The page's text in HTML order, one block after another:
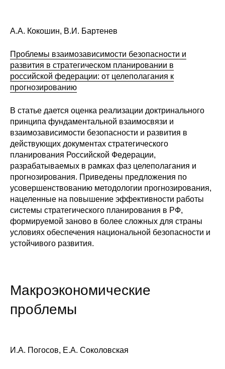
Публикации
Издания
Проблемы прогнозирования
О журнале
Номера журналов
Редакционная этика
Информация для авторов
Научные труды
Выпуски
А.А. Кокошин, В.И. Бартенев
Проблемы взаимозависимости безопасности и
развития в стратегическом планировании в
российской федерации: от целеполагания к
прогнозированию
В статье дается оценка реализации доктринального
принципа фундаментальной взаимосвязи и
взаимозависимости безопасности и развития в
действующих документах стратегического
планирования Российской Федерации,
разрабатываемых в рамках фаз целеполагания и
прогнозирования. Приведены предложения по
усовершенствованию методологии прогнозирования,
нацеленные на повышение эффективности работы
системы стратегического планирования в РФ,
формируемой заново в более сложных для страны
условиях обеспечения национальной безопасности и
устойчивого развития.
Макроэкономические
проблемы
И.А. Погосов, Е.А. Соколовская